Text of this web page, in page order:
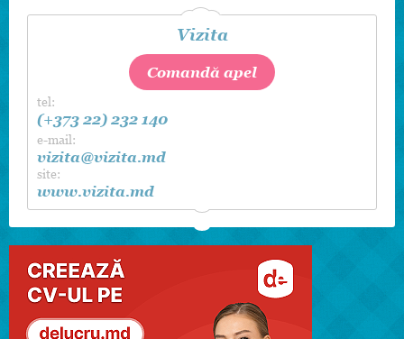
Vizita
Comandă apel
tel:
(+373 22) 232 140
e-mail:
vizita@vizita.md
site:
www.vizita.md